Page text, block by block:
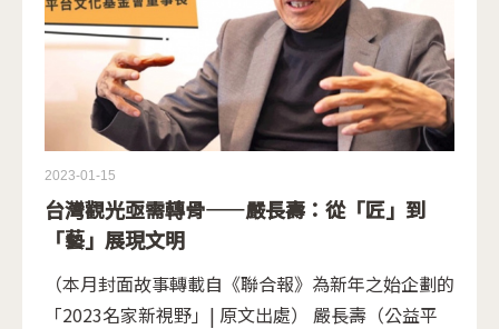
2023-01-15
台灣觀光亟需轉骨——嚴長壽：從「匠」到
「藝」展現文明
（本月封面故事轉載自《聯合報》為新年之始企劃的
「2023名家新視野」| 原文出處） 嚴長壽（公益平